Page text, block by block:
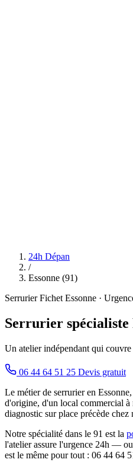
24h Dépan
/
Essonne (91)
Serrurier Fichet Essonne ·
Serrurier spécialiste
Un atelier indépendant qui
06 44 64 51 25 Devis gratuit
Le métier de serrurier en
d'origine, d'un local commercial à
diagnostic sur place précède
Notre spécialité dans le 91 est la
l'atelier assure l'urgence 24h —
est le même pour tout : 06 44 64